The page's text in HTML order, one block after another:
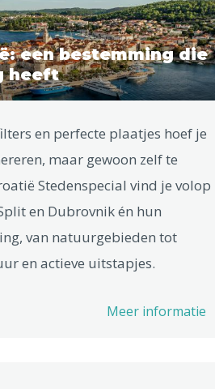
een bestemming die
heeft
en perfecte plaatjes hoef je
maar gewoon zelf te
Stedenspecial vind je volop
en Dubrovnik én hun
van natuurgebieden tot
en actieve uitstapjes.
Meer informatie